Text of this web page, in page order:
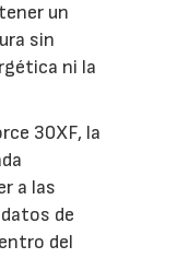
un
sin
ni la
30XF, la
a las
de
del